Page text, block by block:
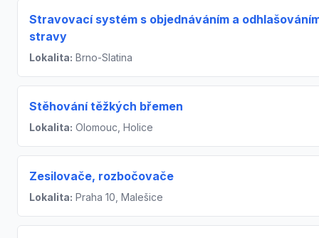
Stravovací systém s objednáváním a
stravy
Lokalita: Brno-Slatina
Stěhování těžkých břemen
Lokalita: Olomouc, Holice
Zesilovače, rozbočovače
Lokalita: Praha 10, Malešice